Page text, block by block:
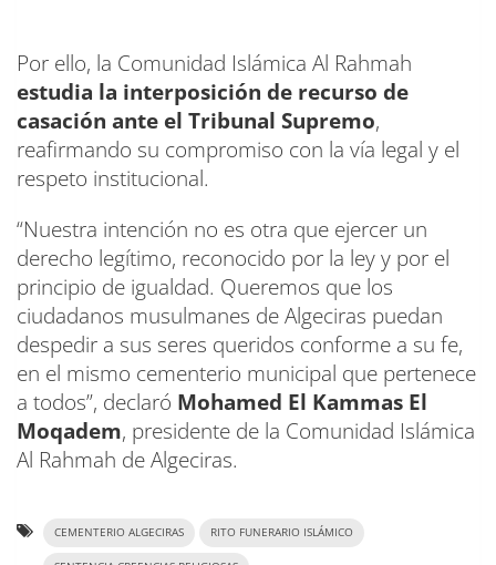
Por ello, la Comunidad Islámica Al Rahmah
estudia la interposición de recurso de
casación ante el Tribunal Supremo,
reafirmando su compromiso con la vía legal y el
respeto institucional.
“Nuestra intención no es otra que ejercer un
derecho legítimo, reconocido por la ley y por el
principio de igualdad. Queremos que los
ciudadanos musulmanes de Algeciras puedan
despedir a sus seres queridos conforme a su fe,
en el mismo cementerio municipal que pertenece
a todos”, declaró Mohamed El Kammas El
Moqadem, presidente de la Comunidad Islámica
Al Rahmah de Algeciras.
CEMENTERIO ALGECIRAS RITO FUNERARIO ISLÁMICO